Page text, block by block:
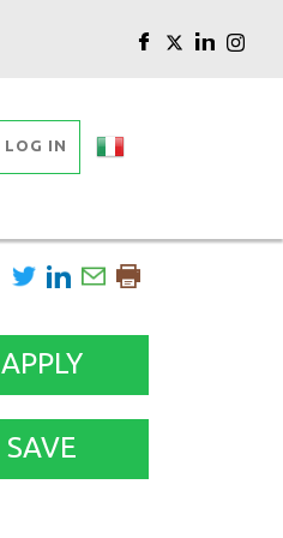
LOG IN
APPLY
SAVE